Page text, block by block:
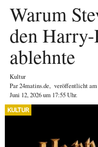
Warum
den
ablehnte
Kultur
Par24matins.de, veröffentlicht am
Juni 12, 2026 um 17:55 Uhr.
KULTUR